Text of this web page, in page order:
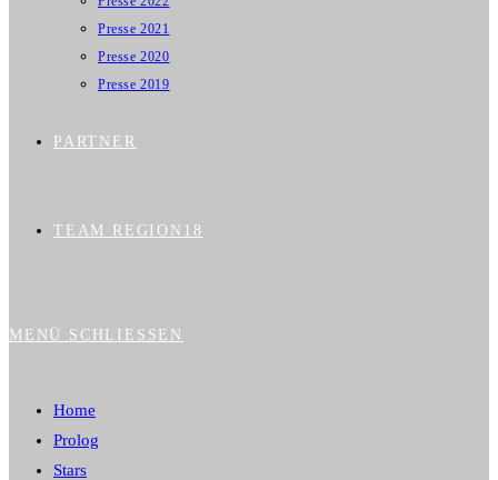
Presse 2021
Presse 2020
Presse 2019
PARTNER
TEAM REGION18
MENÜ SCHLIESSEN
Home
Prolog
Stars